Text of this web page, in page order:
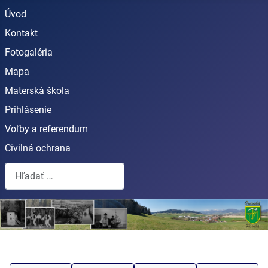
Úvod
Kontakt
Fotogaléria
Mapa
Materská škola
Prihlásenie
Voľby a referendum
Civilná ochrana
Hľadať...